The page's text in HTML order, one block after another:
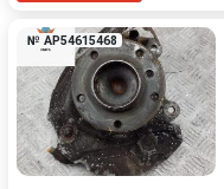
№ AP54615468